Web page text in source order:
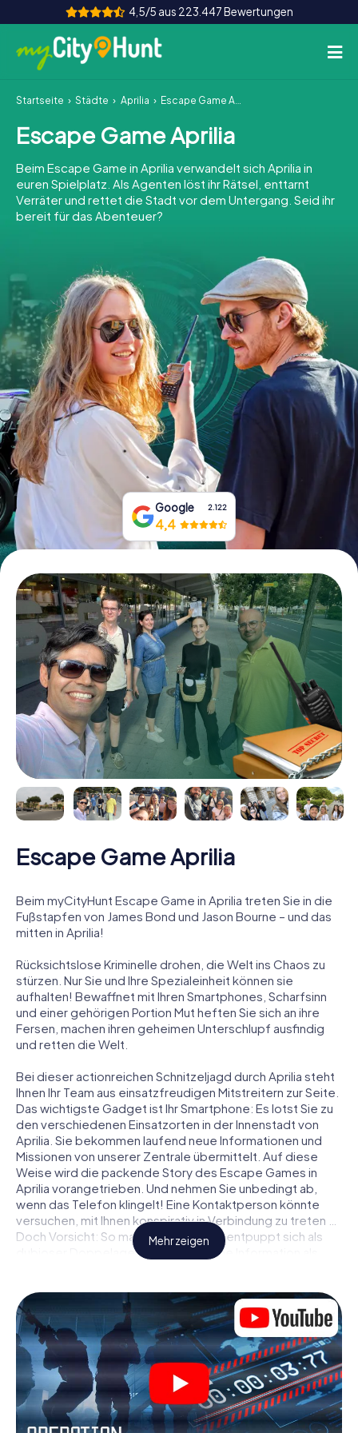
4,5/5 aus 223.447 Bewertungen
So funktioniert's
Städte
Touren
Teamevent
INT AT CH
DE
ES
FR UK
IE
IT
NL
Tickets buchen
Gutscheine bestellen
Startseite Städte Aprilia Escape Game Aprilia
Escape Game Aprilia
Beim Escape Game in Aprilia verwandelt sich Aprilia in
euren Spielplatz. Als Agenten löst ihr Rätsel, enttarnt
Verräter und rettet die Stadt vor dem Untergang. Seid ihr
bereit für das Abenteuer?
Google 2.122
4,4
Escape Game Aprilia
Beim myCityHunt Escape Game in Aprilia treten Sie in die
Fußstapfen von James Bond und Jason Bourne – und das
mitten in Aprilia!
Rücksichtslose Kriminelle drohen, die Welt ins Chaos zu
stürzen. Nur Sie und Ihre Spezialeinheit können sie
aufhalten! Bewaffnet mit Ihren Smartphones, Scharfsinn
und einer gehörigen Portion Mut heften Sie sich an ihre
Fersen, machen ihren geheimen Unterschlupf ausfindig
und retten die Welt.
Bei dieser actionreichen Schnitzeljagd durch Aprilia steht
Ihnen Ihr Team aus einsatzfreudigen Mitstreitern zur Seite.
Das wichtigste Gadget ist Ihr Smartphone: Es lotst Sie zu
den verschiedenen Einsatzorten in der Innenstadt von
Aprilia. Sie bekommen laufend neue Informationen und
Missionen von unserer Zentrale übermittelt. Auf diese
Weise wird die packende Story des Escape Games in
Aprilia vorangetrieben. Und nehmen Sie unbedingt ab,
wenn das Telefon klingelt! Eine Kontaktperson könnte
versuchen, mit Ihnen konspirativ in Verbindung zu treten …
Doch Vorsicht: So mancher Informant entpuppt sich als
dubioser Doppelagent und so manche Information als
Sie niemandem!
Anders als in einem klassischen Escape Room in Aprilia
sind Sie also nicht in ein Zimmer eingesperrt, aus dem Sie
sich in einem vorgegebenen Zeitfenster befreien
müssen. Diese Smartphone Schnitzeljagd erklärt ganz
Aprilia zu Ihrem persönlichen Spielfeld! Die technische
Voraussetzung für Ihr Agentenabenteuer in Aprilia: Ein
Smartphone mit Zugang ins mobile Internet. Per Klick
Mehr zeigen